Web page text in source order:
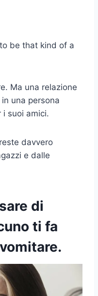
be that kind of a
Ma una relazione
una persona
i suoi amici.
davvero
e dalle
di
ti fa